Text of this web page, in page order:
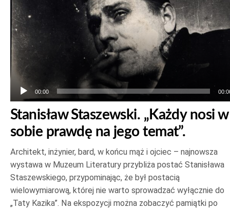
00:00
Stanisław Staszewski. „Każdy nosi w
sobie prawdę na jego temat”.
Architekt, inżynier, bard, w końcu mąż i ojciec – najnowsza
wystawa w Muzeum Literatury przybliża postać Stanisława
Staszewskiego, przypominając, że był postacią
wielowymiarową, której nie warto sprowadzać wyłącznie do
„Taty Kazika”. Na ekspozycji można zobaczyć pamiątki po